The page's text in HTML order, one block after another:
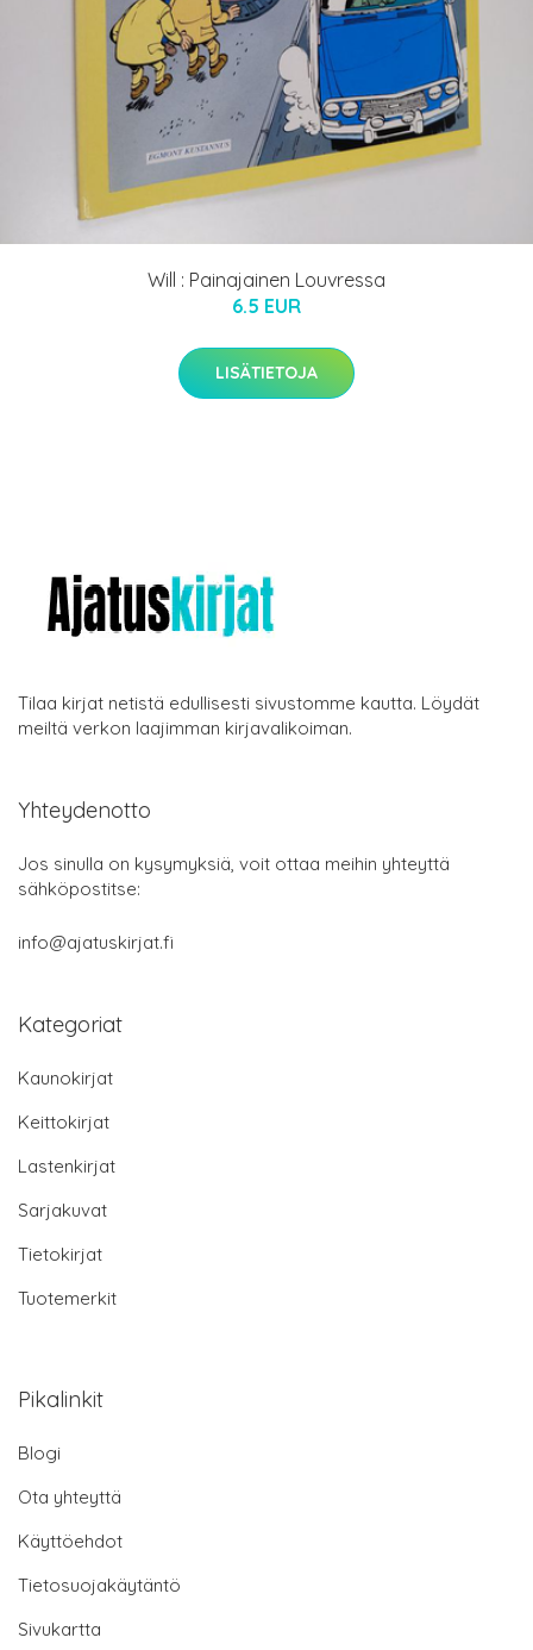
Will : Painajainen Louvressa
6.5 EUR
LISÄTIETOJA
Tilaa kirjat netistä edullisesti sivustomme kautta. Löydät
meiltä verkon laajimman kirjavalikoiman.
Yhteydenotto
Jos sinulla on kysymyksiä, voit ottaa meihin yhteyttä
sähköpostitse:
info@ajatuskirjat.fi
Kategoriat
Kaunokirjat
Keittokirjat
Lastenkirjat
Sarjakuvat
Tietokirjat
Tuotemerkit
Pikalinkit
Blogi
Ota yhteyttä
Käyttöehdot
Tietosuojakäytäntö
Sivukartta